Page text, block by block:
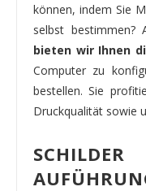
können, indem Sie
selbst bestimmen?
bieten wir Ihnen
Computer zu
bestellen. Sie
Druckqualität sowie